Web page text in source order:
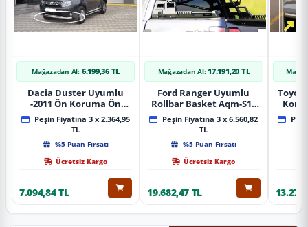
Mağazadan Al: 6.199,36 TL
Dacia Duster Uyumlu
-2011 Ön Koruma Ön
Tekli Koruma
Peşin Fiyatına 3 x 2.364,95
TL
%5 Puan Fırsatı
Ücretsiz Kargo
7.094,84 TL
Mağazadan Al: 17.191,20 TL
Ford Ranger Uyumlu
Rollbar Basket Aqm-S10
2015+ Uyumlu
Peşin Fiyatına 3 x 6.560,82
TL
%5 Puan Fırsatı
Ücretsiz Kargo
19.682,47 TL